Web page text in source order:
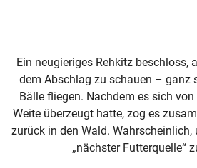
Ein neugieriges Rehkitz beschloss,
dem Abschlag zu schauen – ganz
Bälle fliegen. Nachdem es sich
Weite überzeugt hatte, zog es
zurück in den Wald.
„nächster Futterquelle“